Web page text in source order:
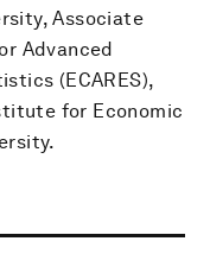
Associate
Advanced
(ECARES),
for Economic